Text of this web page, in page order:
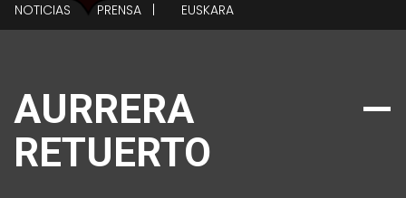
NOTICIAS PRENSA | EUSKARA
AURRERA —
RETUERTO